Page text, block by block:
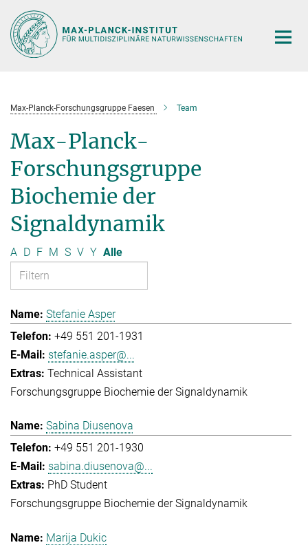
Hauptinhalt
Max-Planck-Forschungsgruppe Faesen Team
Max-Planck-
Forschungsgruppe
Biochemie der
Signaldynamik
A D F M S V Y Alle
Stefanie Asper
+49 551 201-1931
stefanie.asper@...
Technical Assistant
Forschungsgruppe Biochemie der Signaldynamik
Sabina Diusenova
+49 551 201-1930
sabina.diusenova@...
PhD Student
Forschungsgruppe Biochemie der Signaldynamik
Marija Dukic